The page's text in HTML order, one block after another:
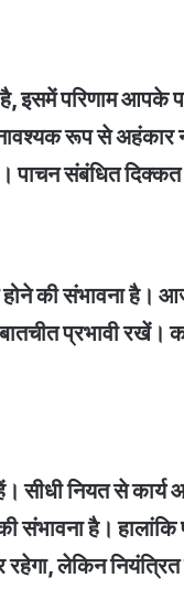
इसमें परिणाम
रूप से अहंकार
पाचन संबंधित
की संभावना
प्रभावी रखें।
सीधी नियत से
है। हालांकि
लेकिन